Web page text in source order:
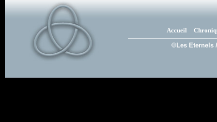
Accueil
©Les Eternels